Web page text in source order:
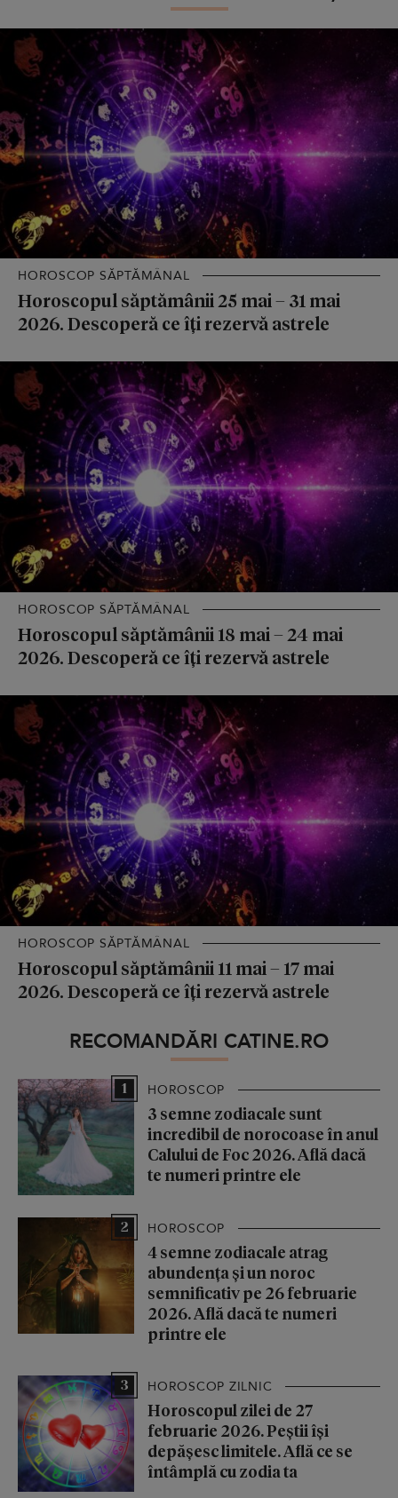
HOROSCOP SĂPTĂMÂNAL
Horoscopul săptămânii 25 mai – 31 mai
2026. Descoperă ce îți rezervă astrele
HOROSCOP SĂPTĂMÂNAL
Horoscopul săptămânii 18 mai – 24 mai
2026. Descoperă ce îți rezervă astrele
HOROSCOP SĂPTĂMÂNAL
Horoscopul săptămânii 11 mai – 17 mai
2026. Descoperă ce îți rezervă astrele
RECOMANDĂRI CATINE.RO
1 HOROSCOP
3 semne zodiacale sunt
incredibil de norocoase în anul
Calului de Foc 2026. Află dacă
te numeri printre ele
2 HOROSCOP
4 semne zodiacale atrag
abundența și un noroc
semnificativ pe 26 februarie
2026. Află dacă te numeri
printre ele
3 HOROSCOP ZILNIC
Horoscopul zilei de 27
februarie 2026. Peștii își
depășesc limitele. Află ce se
întâmplă cu zodia ta